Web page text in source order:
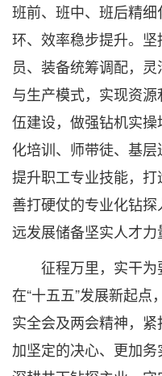
班前、班中、班后精
环、效率稳步提升。坚
员、装备统筹调配，
与生产模式，实现资
伍建设，做强钻机实操
化培训、师带徒、基
提升职工专业技能，打
善打硬仗的专业化钻探
远发展储备坚实人才力
征程万里，实干为
在“十五五”发展新起
实全会及两会精神，紧
加坚定的决心、更加务